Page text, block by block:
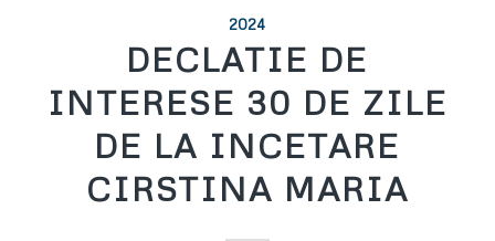
2024
DECLATIE DE
INTERESE 30 DE ZILE
DE LA INCETARE
CIRSTINA MARIA